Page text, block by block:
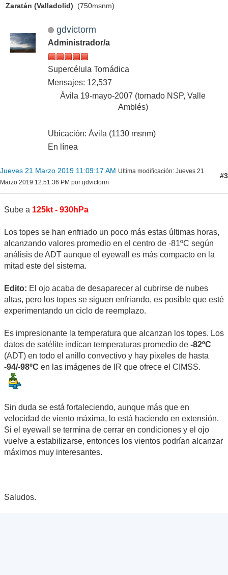
Zaratán (Valladolid) (750msnm)
gdvictorm
Administrador/a
Supercélula Tornádica
Mensajes: 12,537
Ávila 19-mayo-2007 (tornado NSP, Valle
Amblés)
Ubicación: Ávila (1130 msnm)
En línea
Jueves 21 Marzo 2019 11:09:17 AM Ultima modificación: Jueves 21
Marzo 2019 12:51:36 PM por gdvictorm
#3
Sube a 125kt - 930hPa
Los topes se han enfriado un poco más estas últimas horas,
alcanzando valores promedio en el centro de -81ºC según
análisis de ADT aunque el eyewall es más compacto en la
mitad este del sistema.
Edito: El ojo acaba de desaparecer al cubrirse de nubes
altas, pero los topes se siguen enfriando, es posible que esté
experimentando un ciclo de reemplazo.
Es impresionante la temperatura que alcanzan los topes. Los
datos de satélite indican temperaturas promedio de -82ºC
(ADT) en todo el anillo convectivo y hay pixeles de hasta
-94/-98ºC en las imágenes de IR que ofrece el CIMSS.
Sin duda se está fortaleciendo, aunque más que en
velocidad de viento máxima, lo está haciendo en extensión.
Si el eyewall se termina de cerrar en condiciones y el ojo
vuelve a estabilizarse, entonces los vientos podrían alcanzar
máximos muy interesantes.
Saludos.